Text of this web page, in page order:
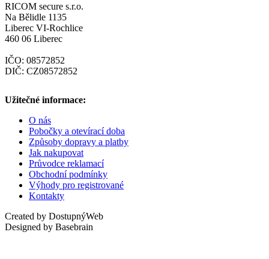
RICOM secure s.r.o.
Na Bělidle 1135
Liberec VI-Rochlice
460 06 Liberec
IČO: 08572852
DIČ: CZ08572852
Užitečné informace:
O nás
Pobočky a otevírací doba
Způsoby dopravy a platby
Jak nakupovat
Průvodce reklamací
Obchodní podmínky
Výhody pro registrované
Kontakty
Created by DostupnýWeb
Designed by Basebrain